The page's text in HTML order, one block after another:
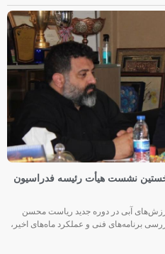
نشست هیأت رئیسه فدراسیون
آبی در دوره جدید ریاست محسن
برنامه‌های فنی و عملکرد ماه‌های اخیر،